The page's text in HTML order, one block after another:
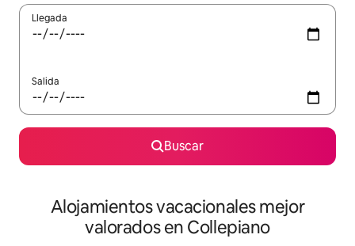
Llegada
Salida
Buscar
Alojamientos vacacionales mejor
valorados en Collepiano